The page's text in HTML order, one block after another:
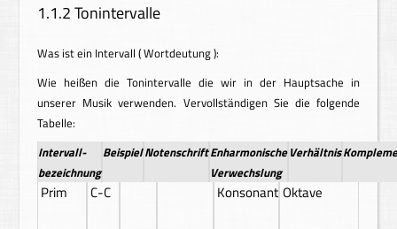
1.1.2 Tonintervalle
Was ist ein Intervall ( Wortdeutung ):
Wie heißen die Tonintervalle die wir in der Hauptsache in
unserer Musik verwenden. Vervollständigen Sie die folgende
Tabelle:
Intervall-
bezeichnung
BeispielNotenschriftEnharmonische
Verwechslung
Verhältnis
Prim C-C Konsonant Oktave